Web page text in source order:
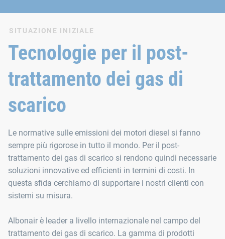
SITUAZIONE INIZIALE
Tecnologie per il post-
trattamento dei gas di
scarico
Le normative sulle emissioni dei motori diesel si fanno
sempre più rigorose in tutto il mondo. Per il post-
trattamento dei gas di scarico si rendono quindi necessarie
soluzioni innovative ed efficienti in termini di costi. In
questa sfida cerchiamo di supportare i nostri clienti con
sistemi su misura.
Albonair è leader a livello internazionale nel campo del
trattamento dei gas di scarico. La gamma di prodotti